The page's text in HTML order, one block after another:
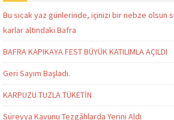
Bu sıcak yaz günlerinde, içinizi bir nebze olsun
karlar altındaki Bafra
BAFRA KAPIKAYA FEST BÜYÜK KATILIMLA AÇILDI
Geri Sayım Başladı.
KARPUZU TUZLA TÜKETİN
Süreyya Kavunu Tezgâhlarda Yerini Aldı